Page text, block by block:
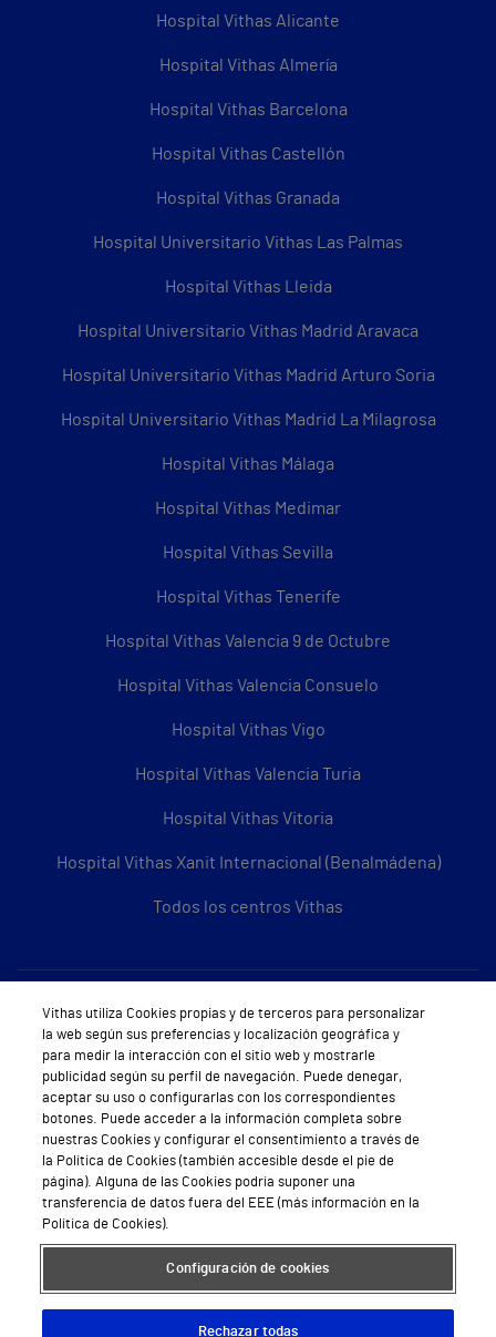
Hospital Vithas Alicante
Hospital Vithas Almería
Hospital Vithas Barcelona
Hospital Vithas Castellón
Hospital Vithas Granada
Hospital Universitario Vithas Las Palmas
Hospital Vithas Lleida
Hospital Universitario Vithas Madrid Aravaca
Hospital Universitario Vithas Madrid Arturo Soria
Hospital Universitario Vithas Madrid La Milagrosa
Hospital Vithas Málaga
Hospital Vithas Medimar
Hospital Vithas Sevilla
Hospital Vithas Tenerife
Hospital Vithas Valencia 9 de Octubre
Hospital Vithas Valencia Consuelo
Hospital Vithas Vigo
Hospital Vithas Valencia Turia
Hospital Vithas Vitoria
Hospital Vithas Xanit Internacional (Benalmádena)
Todos los centros Vithas
Sobre Vithas
Quiénes somos
Trabajar en Vithas
Teléfono Cita Médica
Teléfono Atención al Cliente
Política de seguridad y salud en el trabajo
Conoce a Supervita
Vithas utiliza Cookies propias y de terceros para personalizar
la web según sus preferencias y localización geográfica y
para medir la interacción con el sitio web y mostrarle
publicidad según su perfil de navegación. Puede denegar,
aceptar su uso o configurarlas con los correspondientes
botones. Puede acceder a la información completa sobre
nuestras Cookies y configurar el consentimiento a través de
la Política de Cookies (también accesible desde el pie de
página). Alguna de las Cookies podría suponer una
transferencia de datos fuera del EEE (más información en la
Política de Cookies).
Configuración de cookies
Rechazar todas